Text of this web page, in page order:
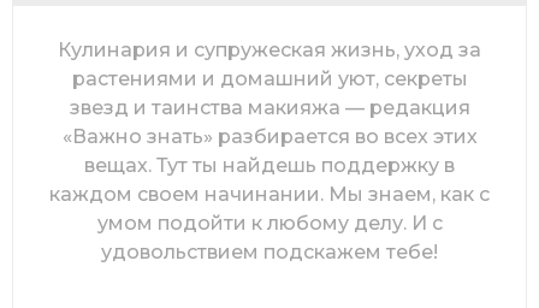
Кулинария и супружеская жизнь, уход за
растениями и домашний уют, секреты
звезд и таинства макияжа — редакция
«Важно знать» разбирается во всех этих
вещах. Тут ты найдешь поддержку в
каждом своем начинании. Мы знаем, как с
умом подойти к любому делу. И с
удовольствием подскажем тебе!